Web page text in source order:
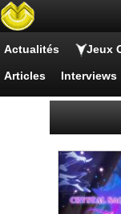
Actualités Jeux
Articles Interviews